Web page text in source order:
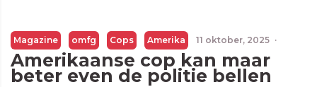
Magazine omfg Cops Amerika 11 oktober, 2025 ·
Amerikaanse cop kan maar
beter even de politie bellen